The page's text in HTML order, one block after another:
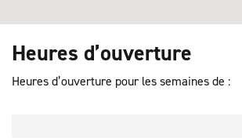
Heures d’ouverture
Heures d’ouverture pour les semaines de :